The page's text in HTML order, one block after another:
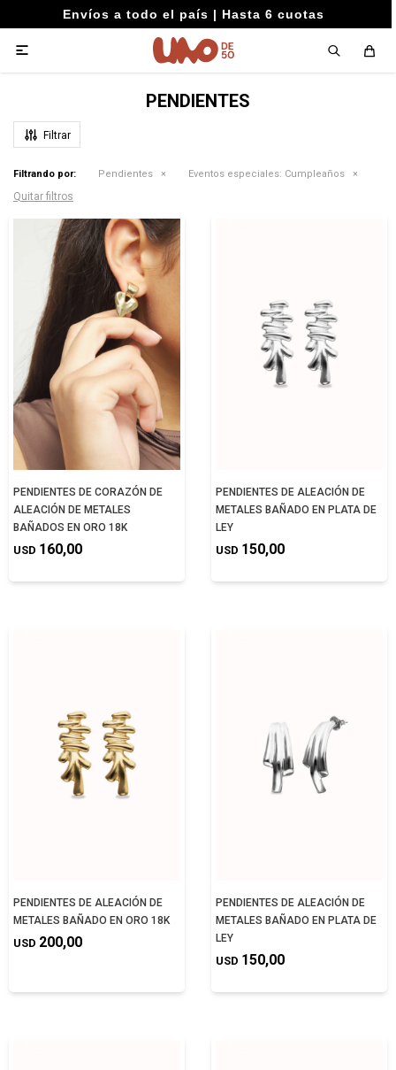
Envíos a todo el país | Hasta 6 cuotas

PENDIENTES
Filtrando por: Pendientes Eventos especiales: Cumpleaños
Quitar filtros
PENDIENTES DE CORAZÓN DE
ALEACIÓN DE METALES
BAÑADOS EN ORO 18K
USD 160,00
PENDIENTES DE ALEACIÓN DE
METALES BAÑADO EN PLATA DE
LEY
USD 150,00
PENDIENTES DE ALEACIÓN DE
METALES BAÑADO EN ORO 18K
USD 200,00
PENDIENTES DE ALEACIÓN DE
METALES BAÑADO EN PLATA DE
LEY
USD 150,00